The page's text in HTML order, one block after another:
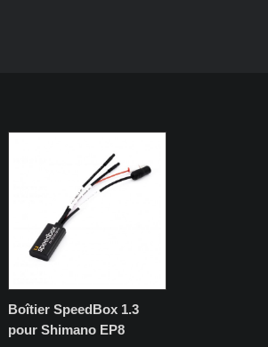
Boîtier SpeedBox 1.3
pour Shimano EP8